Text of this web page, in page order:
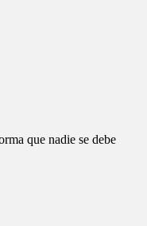
que nadie se debe